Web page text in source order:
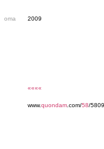
oma 2009
««««
www.quondam .com/58/